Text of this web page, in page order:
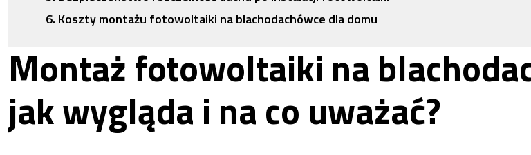
Koszty montażu fotowoltaiki na blachodachówce dla domu
Montaż fotowoltaiki na
jak wygląda i na co uważać?